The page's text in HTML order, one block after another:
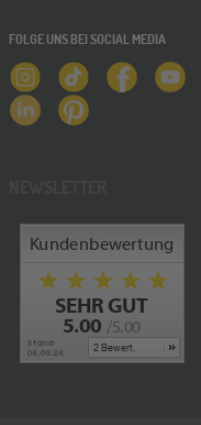
FOLGE UNS BEI SOCIAL MEDIA